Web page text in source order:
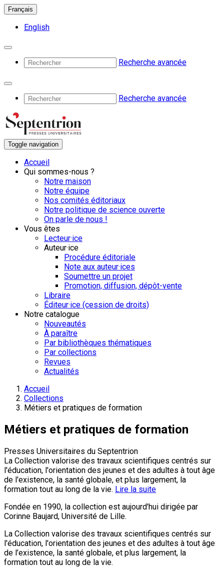
Français
English
Recherche avancée
Recherche avancée
Toggle navigation
Accueil
Qui sommes-nous ?
Notre maison
Notre équipe
Nos comités éditoriaux
Notre politique de science ouverte
On parle de nous !
Vous êtes
Lecteur·ice
Auteur·ice
Procédure éditoriale
Note aux auteur·ices
Soumettre un projet
Promotion, diffusion, dépôt-vente
Libraire
Éditeur·ice (cession de droits)
Notre catalogue
Nouveautés
À paraître
Par bibliothèques thématiques
Par collections
Revues
Actualités
Accueil
Collections
Métiers et pratiques de formation
Métiers et pratiques de formation
Presses Universitaires du Septentrion
La Collection valorise des travaux scientifiques centrés sur
l'éducation, l'orientation des jeunes et des adultes à tout âge
de l'existence, la santé globale, et plus largement, la
formation tout au long de la vie. Lire la suite
Fondée en 1990, la collection est aujourd'hui dirigée par
Corinne Baujard, Université de Lille.
La Collection valorise des travaux scientifiques centrés sur
l'éducation, l'orientation des jeunes et des adultes à tout âge
de l’existence, la santé globale, et plus largement, la
formation tout au long de la vie.